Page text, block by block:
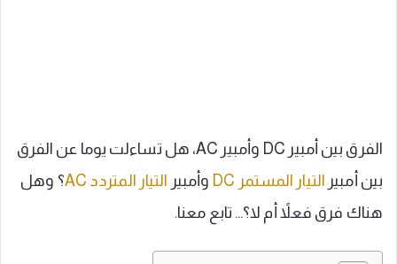
الفرق بين أمبير DC وأمبير AC، هل تساءلت يوما عن الفرق
بين أمبير التيار المستمر DC وأمبير التيار المتردد AC
؟ وهل
هناك فرق فعلاً أم لا؟… تابع معنا.